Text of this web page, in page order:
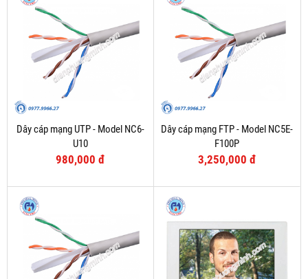
Dây cáp mạng UTP - Model NC6-
U10
980,000 đ
Dây cáp mạng FTP - Model NC5E-
F100P
3,250,000 đ